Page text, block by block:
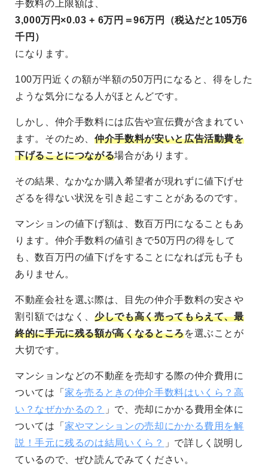
手数料の上限額は、
3,000万円×0.03 + 6万円＝96万円（税込だと105万6
千円）
になります。
100万円近くの額が半額の50万円になると、得をした
ような気分になる人がほとんどです。
しかし、仲介手数料には広告や宣伝費が含まれてい
ます。そのため、仲介手数料が安いと広告活動費を
下げることにつながる場合があります。
その結果、なかなか購入希望者が現れずに値下げせ
ざるを得ない状況を引き起こすことがあるのです。
マンションの値下げ額は、数百万円になることもあ
ります。仲介手数料の値引きで50万円の得をして
も、数百万円の値下げをすることになれば元も子も
ありません。
不動産会社を選ぶ際は、目先の仲介手数料の安さや
割引額ではなく、少しでも高く売ってもらえて、最
終的に手元に残る額が高くなるところを選ぶことが
大切です。
マンションなどの不動産を売却する際の仲介費用に
ついては「 家を売るときの仲介手数料はいくら？高
い？なぜかかるの？ 」で、売却にかかる費用全体に
ついては「 家やマンションの売却にかかる費用を解
説！手元に残るのは結局いくら？ 」で詳しく説明し
ているので、ぜひ読んでみてください。